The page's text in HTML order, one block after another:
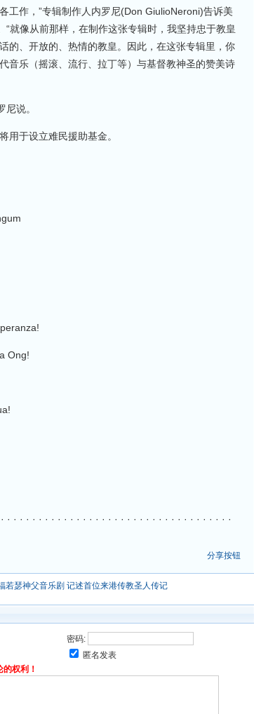
工作，”专辑制作人内罗尼(Don GiulioNeroni)告诉美
就像从前那样，在制作这张专辑时，我坚持忠于教皇
的、开放的、热情的教皇。因此，在这张专辑里，你
音乐（摇滚、流行、拉丁等）与基督教神圣的赞美诗
说。
于设立难民援助基金。
Ong!
· · · · · · · · · · · · · · · · · · · · · · · · · · · · · · · · · ·
分享按钮
若瑟神父音乐剧 记述首位来港传教圣人传记
密码:
匿名发表
权利！